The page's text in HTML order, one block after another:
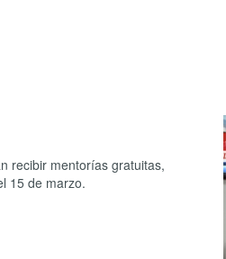
recibir mentorías gratuitas,
15 de marzo.